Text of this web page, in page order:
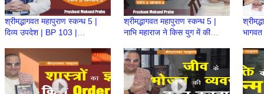
श्रीमद्भागवत महापुराण स्कन्ध 5 |
दिव्य उपदेश | BP 103 |
श्रीमद्भागवत महापुराण स्कन्ध 5 |
नाभि महाराज ने किस युग में की